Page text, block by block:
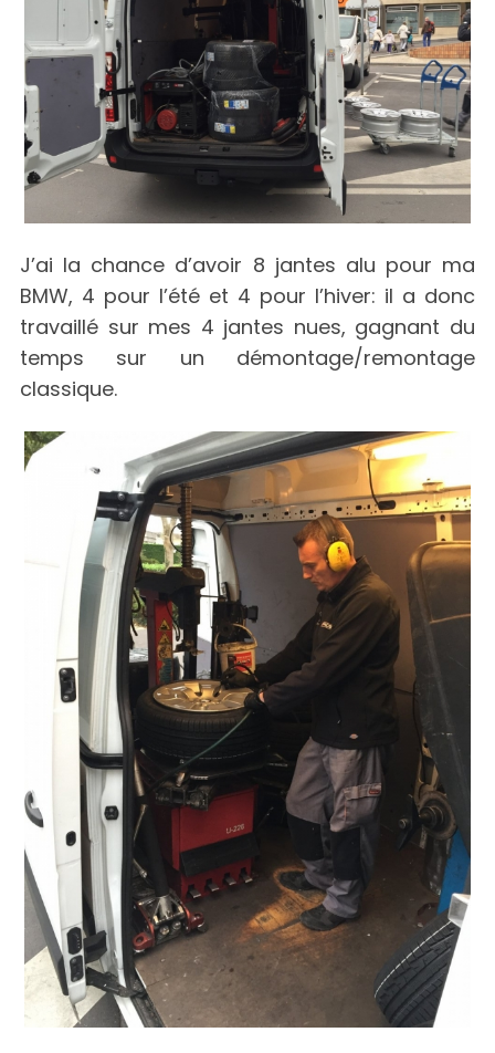
J’ai la chance d’avoir 8 jantes alu pour ma
BMW, 4 pour l’été et 4 pour l’hiver: il a donc
travaillé sur mes 4 jantes nues, gagnant du
temps sur un démontage/remontage
classique.